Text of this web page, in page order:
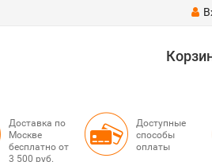
Доставка по
Москве
бесплатно от
3 500 руб.
Доступные
способы
оплаты